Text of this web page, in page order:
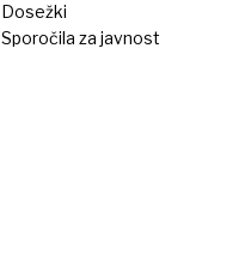
Dosežki
Sporočila za javnost